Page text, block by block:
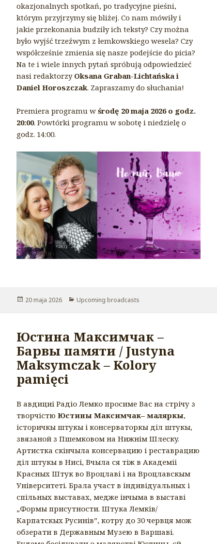
okazjonalnych spotkań, po tradycyjne pieśni,
którym przyjrzymy się bliżej. Co nam mówiły i
jakie przekonania budziły ich teksty? Czy można
było wyjść trzeźwym z łemkowskiego wesela? Czy
współcześnie zmienia się nasze podejście do picia?
Na te i wiele innych pytań spróbują odpowiedzieć
nasi redaktorzy Oksana Graban-Lichtańska i
Daniel Horoszczak. Zapraszamy do słuchania!
Premiera programu wśrodę 20 maja 2026 o godz.
20:00. Powtórki programu w sobotę i niedzielę o
godz. 14:00.
Opublikowano
20 maja 2026 Kategorie
Upcoming broadcasts
Юстина Максимчак –
Барвы памяти / Justyna
Maksymczak – Kolory
pamięci
В авдициі Радіо Лемко просиме Вас на стрічу з
творчістюЮстины Максимчак– маляркы,
історичкы штукы і консерваторкы діл штукы,
звязаной з Пшемковом на Нижнім Шлескy.
Артистка скінчыла консервацию і реставрацию
діл штукы в Нисі, Вчыла ся тіж в Академіі
Красных Штук во Вроцлаві і на Вроцлавскым
Університеті. Брала участ в індивідуальных і
спільных выставах, медже інчыма в выставі
„Формы присутности. Штука Лемків/
Карпатскых Русинів”, котру до 30 червця мож
обзерати в Державным Музею в Варшаві.